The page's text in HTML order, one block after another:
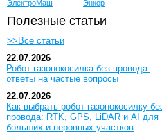
ЭлектроМаш Энкор
Полезные статьи
>>Все статьи
22.07.2026
Робот-газонокосилка без провода:
ответы на частые вопросы
22.07.2026
Как выбрать робот-газонокосилку
провода: RTK, GPS, LiDAR и AI для
больших и неровных участков